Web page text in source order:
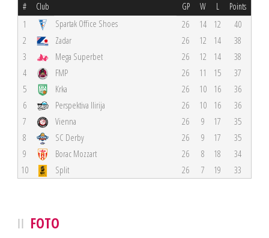
# Club GP W L Points
1 Spartak Office Shoes 26 14 12
40
2
Zadar 26 12 14
38
3
Mega Superbet 26 12 14
38
4
FMP 26 11 15
37
5
Krka 26 10 16
36
6
Perspektiva Ilirija 26 10 16
36
7
Vienna 26 9 17
35
8
SC Derby 26 9 17
35
9
Borac Mozzart 26 8 18
34
10
Split 26 7 19 33
FOTO